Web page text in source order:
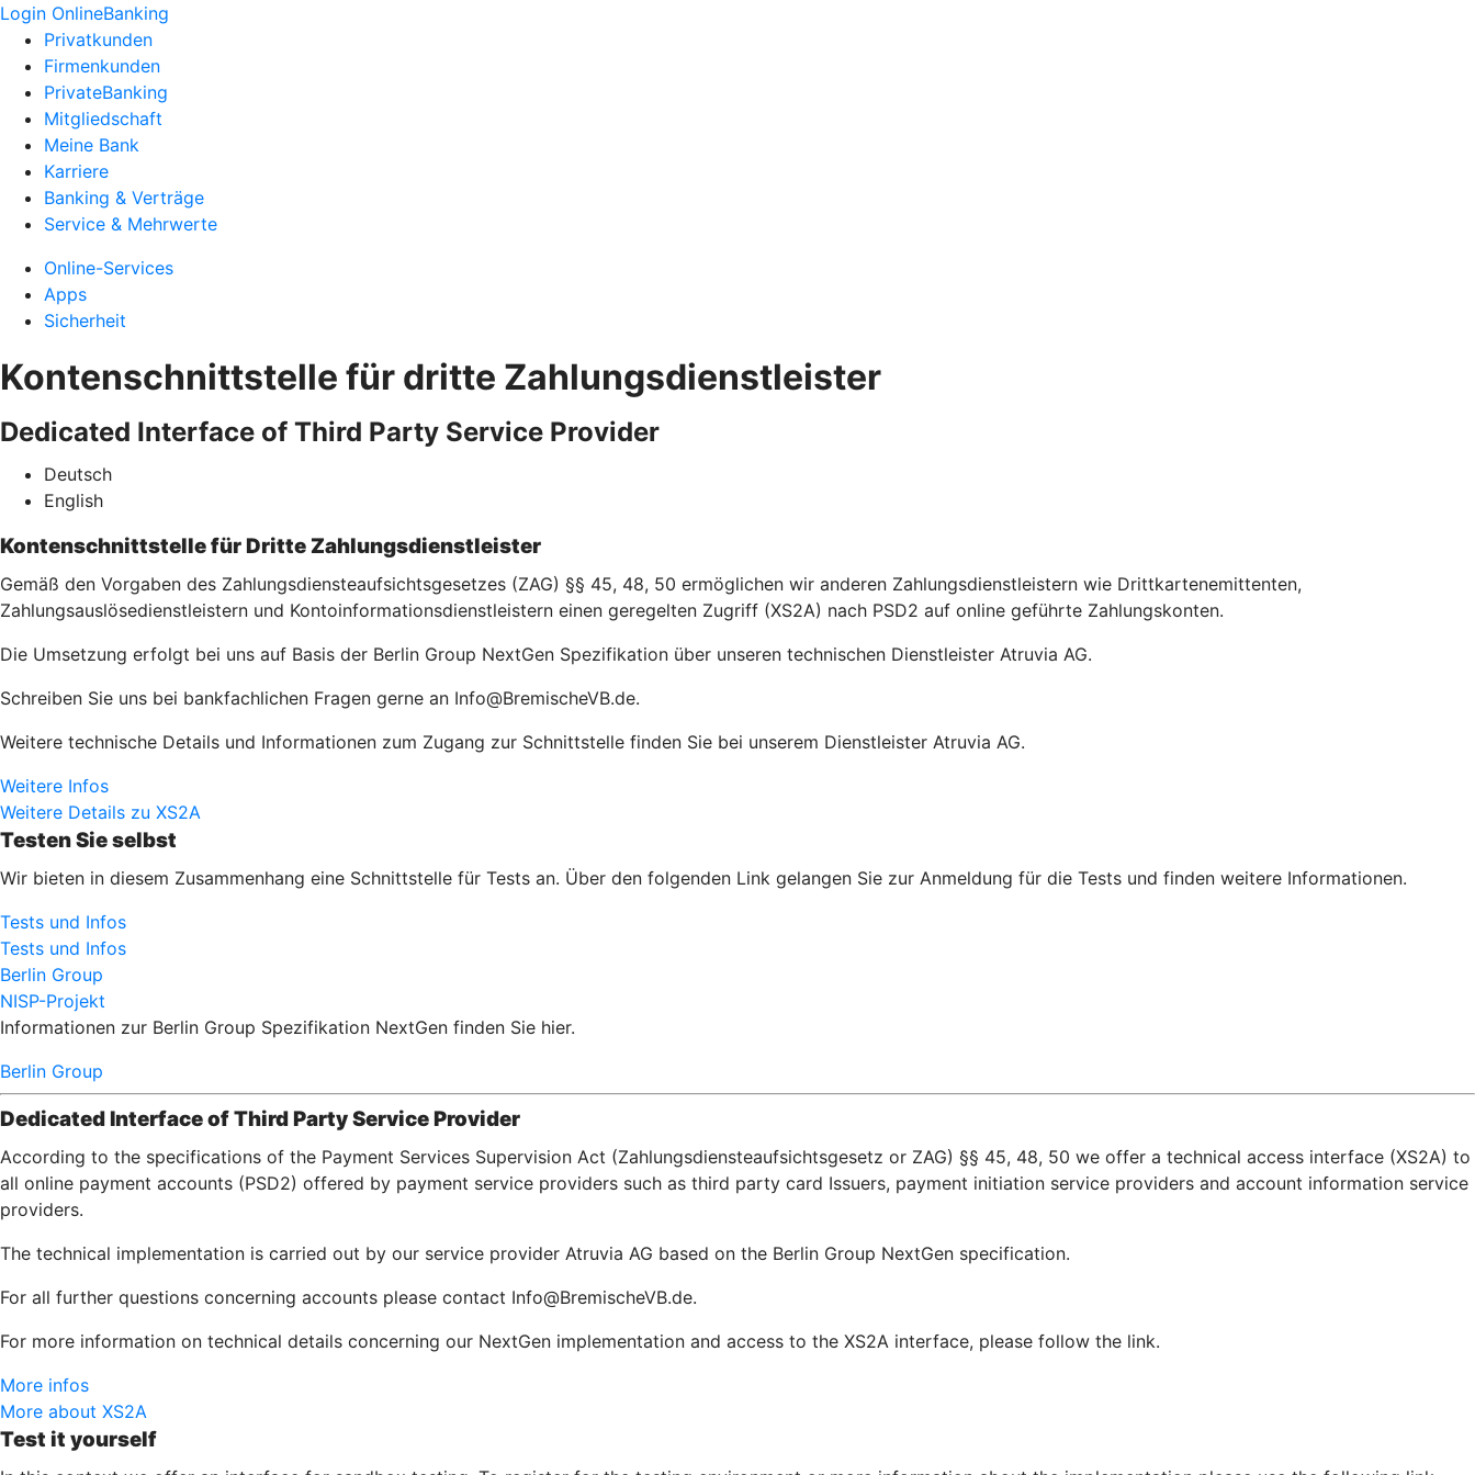
Login OnlineBanking
Privatkunden
Firmenkunden
PrivateBanking
Mitgliedschaft
Meine Bank
Karriere
Banking & Verträge
Service & Mehrwerte
Online-Services
Apps
Sicherheit
Kontenschnittstelle für dritte Zahlungsdienstleister
Dedicated Interface of Third Party Service Provider
Deutsch
English
Kontenschnittstelle für Dritte Zahlungsdienstleister
Gemäß den Vorgaben des Zahlungsdiensteaufsichtsgesetzes (ZAG) §§ 45, 48, 50 ermöglichen wir anderen Zahlungsdienstleistern wie Drittkartenemittenten,
Zahlungsauslösedienstleistern und Kontoinformationsdienstleistern einen geregelten Zugriff (XS2A) nach PSD2 auf online geführte Zahlungskonten.
Die Umsetzung erfolgt bei uns auf Basis der Berlin Group NextGen Spezifikation über unseren technischen Dienstleister Atruvia AG.
Schreiben Sie uns bei bankfachlichen Fragen gerne an Info@BremischeVB.de.
Weitere technische Details und Informationen zum Zugang zur Schnittstelle finden Sie bei unserem Dienstleister Atruvia AG.
Weitere Infos
Weitere Details zu XS2A
Testen Sie selbst
Wir bieten in diesem Zusammenhang eine Schnittstelle für Tests an. Über den folgenden Link gelangen Sie zur Anmeldung für die Tests und finden weitere Informationen.
Tests und Infos
Tests und Infos
Berlin Group
NISP-Projekt
Informationen zur Berlin Group Spezifikation NextGen finden Sie hier.
Berlin Group
Dedicated Interface of Third Party Service Provider
According to the specifications of the Payment Services Supervision Act (Zahlungsdiensteaufsichtsgesetz or ZAG) §§ 45, 48, 50 we offer a technical access interface (XS2A) to
all online payment accounts (PSD2) offered by payment service providers such as third party card Issuers, payment initiation service providers and account information service
providers.
The technical implementation is carried out by our service provider Atruvia AG based on the Berlin Group NextGen specification.
For all further questions concerning accounts please contact Info@BremischeVB.de.
For more information on technical details concerning our NextGen implementation and access to the XS2A interface, please follow the link.
More infos
More about XS2A
Test it yourself